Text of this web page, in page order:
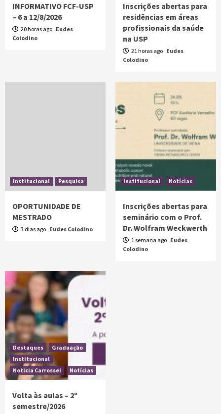
INFORMATIVO FCF-USP
– 6 a 12/8/2026
20 horas ago Eudes
Colodino
Inscrições abertas para
residências em áreas
profissionais da saúde
na USP
21 horas ago Eudes
Colodino
Institucional Pesquisa
OPORTUNIDADE DE
MESTRADO
3 dias ago Eudes Colodino
Institucional Notícias
Inscrições abertas para
seminário com o Prof.
Dr. Wolfram Weckwerth
1 semana ago Eudes
Colodino
Destaques
Graduação
Institucional
Noticia Carrossel
Notícias
Volta às aulas – 2º
semestre/2026